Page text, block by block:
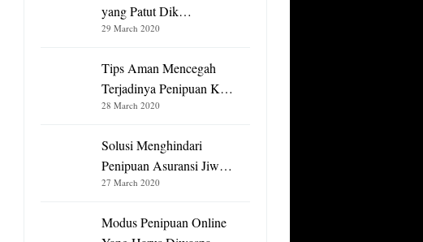
yang Patut Dik…
29 March 2020
Tips Aman Mencegah
Terjadinya Penipuan K…
28 March 2020
Solusi Menghindari
Penipuan Asuransi Jiw…
27 March 2020
Modus Penipuan Online